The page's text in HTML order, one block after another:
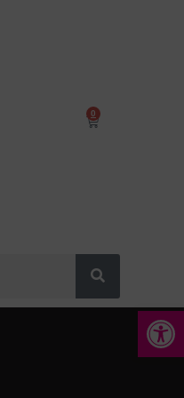
Abrir
0